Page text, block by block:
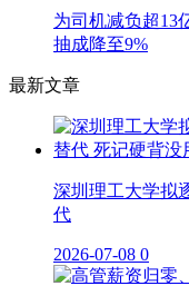
为司机减负超13
抽成降至9%
最新文章
深圳理工大学拟
代
2026-07-08 0